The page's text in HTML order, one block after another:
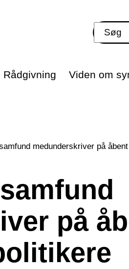
Rådgivning Viden om
medunderskriver på
på